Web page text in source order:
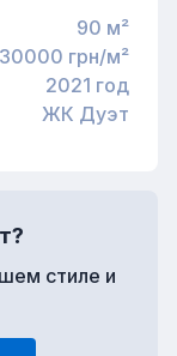
90 м²
30000 грн/м²
2021 год
ЖК Дуэт
стиле и